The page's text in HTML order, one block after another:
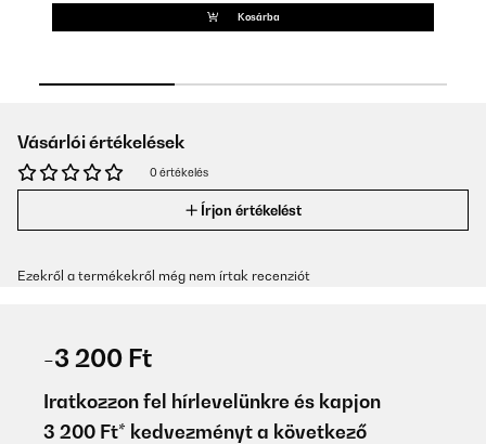
Kosárba
Vásárlói értékelések
0 értékelés
Írjon értékelést
Ezekről a termékekről még nem írtak recenziót
-3 200 Ft
Iratkozzon fel hírlevelünkre és kapjon
3 200 Ft* kedvezményt a következő